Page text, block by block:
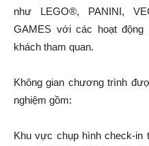
như LEGO®, PANINI,
GAMES với các hoạt động
khách tham quan.
Không gian chương trình
nghiệm gồm:
Khu vực chụp hình check-in